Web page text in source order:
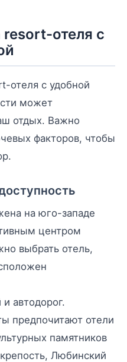
отеля с
отеля с удобной
может
отдых. Важно
факторов, чтобы
на юго-западе
центром
выбрать отель,
автодорог.
предпочитают отели
памятников
Любинский